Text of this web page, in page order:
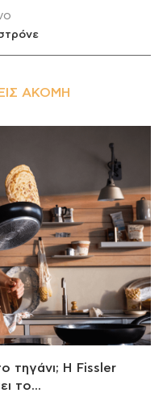
ΑΚΌΜΗ
τηγάνι; Η Fissler
το...